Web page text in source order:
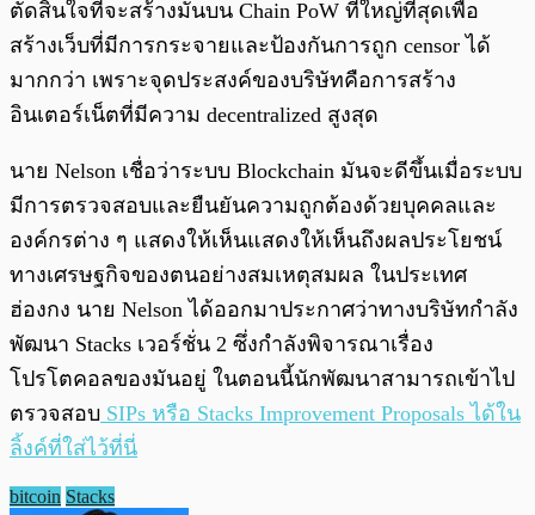
ตัดสินใจที่จะสร้างมันบน Chain PoW ที่ใหญ่ที่สุดเพื่อ
สร้างเว็บที่มีการกระจายและป้องกันการถูก censor ได้
มากกว่า เพราะจุดประสงค์ของบริษัทคือการสร้าง
อินเตอร์เน็ตที่มีความ decentralized สูงสุด
นาย Nelson เชื่อว่าระบบ Blockchain มันจะดีขึ้นเมื่อระบบ
มีการตรวจสอบและยืนยันความถูกต้องด้วยบุคคลและ
องค์กรต่าง ๆ แสดงให้เห็นแสดงให้เห็นถึงผลประโยชน์
ทางเศรษฐกิจของตนอย่างสมเหตุสมผล ในประเทศ
ฮ่องกง นาย Nelson ได้ออกมาประกาศว่าทางบริษัทกำลัง
พัฒนา Stacks เวอร์ชั่น 2 ซึ่งกำลังพิจารณาเรื่อง
โปรโตคอลของมันอยู่ ในตอนนี้นักพัฒนาสามารถเข้าไป
ตรวจสอบ SIPs หรือ Stacks Improvement Proposals ได้ใน
ลิ้งค์ที่ใส่ไว้ที่นี่
bitcoin Stacks